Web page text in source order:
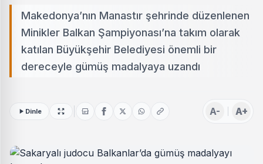
Makedonya’nın Manastır şehrinde düzenlenen
Minikler Balkan Şampiyonası’na takım olarak
katılan Büyükşehir Belediyesi önemli bir
dereceyle gümüş madalyaya uzandı
Dinle A- A+